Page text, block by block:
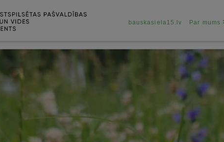
bauskasiela15.lv Par mums